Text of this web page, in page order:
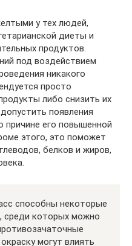
у тех людей,
диеты и
продуктов.
под воздействием
никакого
просто
либо снизить их
появления
причине его повышенной
этого, это поможет
белков и жиров,
способны некоторые
среди которых можно
могут влиять